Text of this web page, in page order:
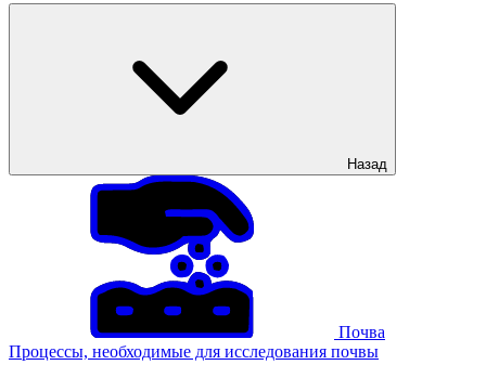
Назад
Почва
Процессы, необходимые для исследования почвы